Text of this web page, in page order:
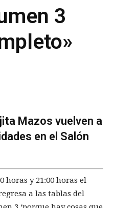
3
Mazos vuelven a
en el Salón
horas y 21:00 horas el
a las tablas del